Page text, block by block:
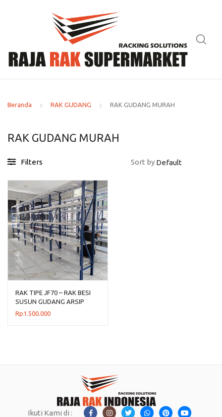
Beranda RAK GUDANG RAK GUDANG MURAH
RAK GUDANG MURAH
Filters Sort by
RAK TIPE JF70 – RAK BESI
SUSUN GUDANG ARSIP
DOKUMEN KANTOR
Rp1.500.000
Ikuti Kami di :